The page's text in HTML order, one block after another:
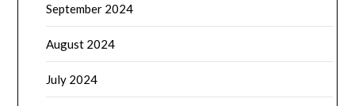
September 2024
August 2024
July 2024